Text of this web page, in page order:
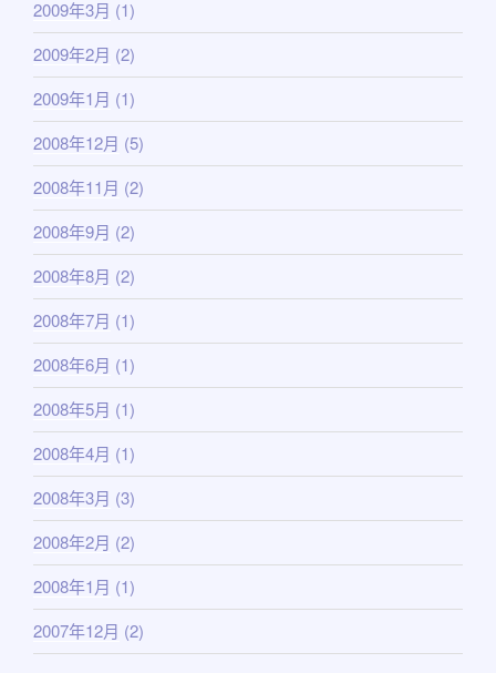
2009年3月 (1)
2009年2月 (2)
2009年1月 (1)
2008年12月 (5)
2008年11月 (2)
2008年9月 (2)
2008年8月 (2)
2008年7月 (1)
2008年6月 (1)
2008年5月 (1)
2008年4月 (1)
2008年3月 (3)
2008年2月 (2)
2008年1月 (1)
2007年12月 (2)